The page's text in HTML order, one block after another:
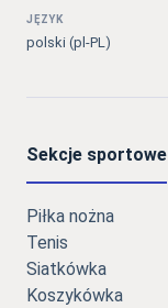
JĘZYK
polski (pl-PL)
Sekcje sportowe
Piłka nożna
Tenis
Siatkówka
Koszykówka